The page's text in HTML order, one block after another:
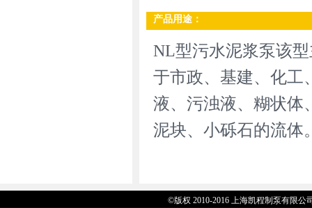
产品用途：
NL型污水泥浆泵该
于市政、基建、化工
液、污浊液、糊状体
泥块、小砾石的流体
©版权 2010-2016 上海凯程制泵有限公